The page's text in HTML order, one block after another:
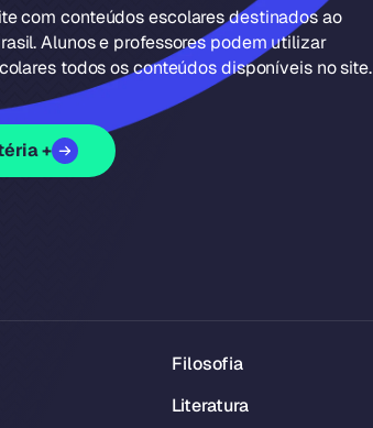
com conteúdos escolares destinados ao
Alunos e professores podem utilizar
todos os conteúdos disponíveis no site.
+
Filosofia
Literatura